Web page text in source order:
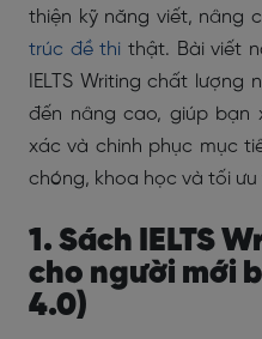
thiện kỹ năng viết, nâng
trúc đề thi thật. Bài viết
IELTS Writing chất
đến nâng cao, giúp bạn
xác và chinh phục mục
chóng, khoa học và tối ưu
1. Sách IELTS
cho người mới
4.0)